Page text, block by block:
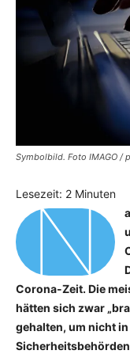
Symbolbild. Foto IMAGO /
Lesezeit: 2 Minuten
N
Corona-Zeit. Die
hätten sich zwar
gehalten, um nicht
Sicherheitsbehörden